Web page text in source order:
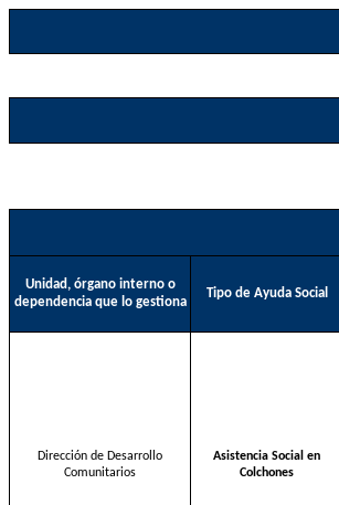
Unidad, órgano interno o
dependencia que lo gestiona
Tipo de Ayuda Social
Dirección de Desarrollo
Comunitarios
Asistencia Social en
Colchones